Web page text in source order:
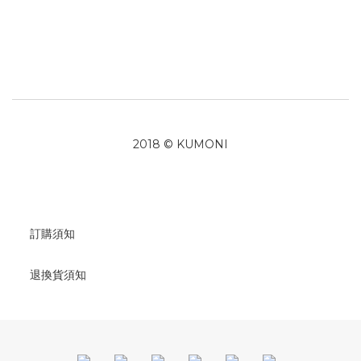
2018 © KUMONI
訂購須知
退換貨須知